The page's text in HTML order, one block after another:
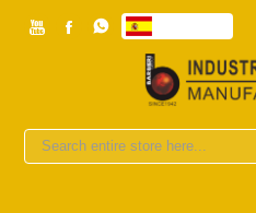
  